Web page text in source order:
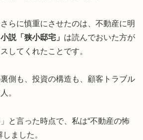
らに慎重にさせたのは、不動産に明
小説「狭小邸宅」 は読んでおいた方が
してくれたことです。
側も、投資の構造も、顧客トラブル
。
と言った時点で、私は“不動産の怖
ました。